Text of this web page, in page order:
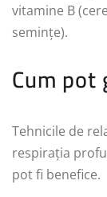
vitamine B
semințe).
Cum
Tehnicile de
respirația
pot fi benefice.